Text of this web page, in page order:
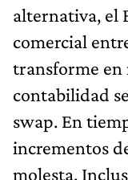
alternativa, el
comercial
transforme en
contabilidad
swap. En
incrementos
molesta.